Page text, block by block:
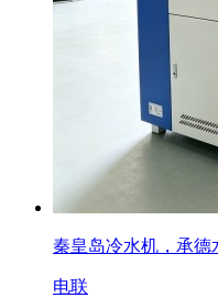
秦皇岛冷水机，承德
电联